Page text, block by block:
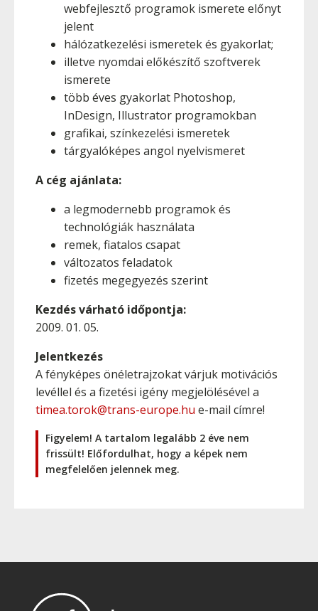
webfejlesztő programok ismerete előnyt
jelent
hálózatkezelési ismeretek és gyakorlat;
illetve nyomdai előkészítő szoftverek
ismerete
több éves gyakorlat Photoshop,
InDesign, Illustrator programokban
grafikai, színkezelési ismeretek
tárgyalóképes angol nyelvismeret
A cég ajánlata:
a legmodernebb programok és
technológiák használata
remek, fiatalos csapat
változatos feladatok
fizetés megegyezés szerint
Kezdés várható időpontja:
2009. 01. 05.
Jelentkezés
A fényképes önéletrajzokat várjuk motivációs
levéllel és a fizetési igény megjelölésével a
timea.torok@trans-europe.hu e-mail címre!
Figyelem! A tartalom legalább 2 éve nem
frissült! Előfordulhat, hogy a képek nem
megfelelően jelennek meg.